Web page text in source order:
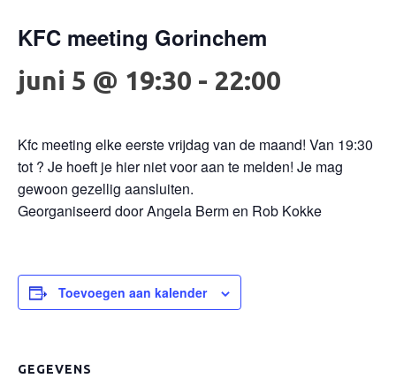
KFC meeting Gorinchem
juni 5 @ 19:30 - 22:00
Kfc meeting elke eerste vrijdag van de maand! Van 19:30
tot ? Je hoeft je hier niet voor aan te melden! Je mag
gewoon gezellig aansluiten.
Georganiseerd door Angela Berm en Rob Kokke
Toevoegen aan kalender
GEGEVENS